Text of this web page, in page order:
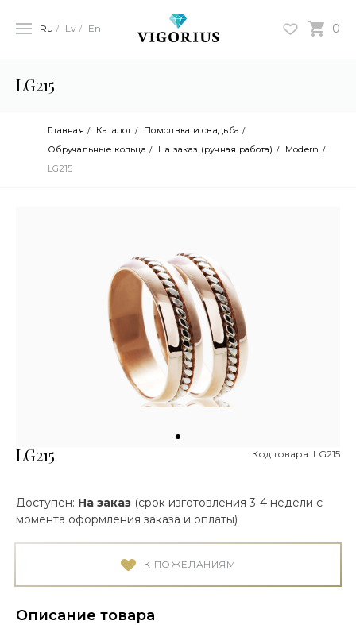
0
Ru Lv En
LG215
Главная Каталог
Помолвка и свадьба
Обручальные кольца
На заказ (ручная работа)
Modern
LG215
LG215 Код товара: LG215
Доступен: На заказ (срок изготовления 3-4 недели с
момента оформления заказа и оплаты)
К ПОЖЕЛАНИЯМ
Описание товара